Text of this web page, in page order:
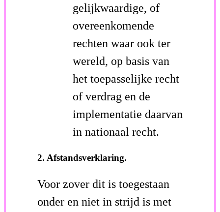
gelijkwaardige, of
overeenkomende
rechten waar ook ter
wereld, op basis van
het toepasselijke recht
of verdrag en de
implementatie daarvan
in nationaal recht.
2. Afstandsverklaring.
Voor zover dit is toegestaan
onder en niet in strijd is met